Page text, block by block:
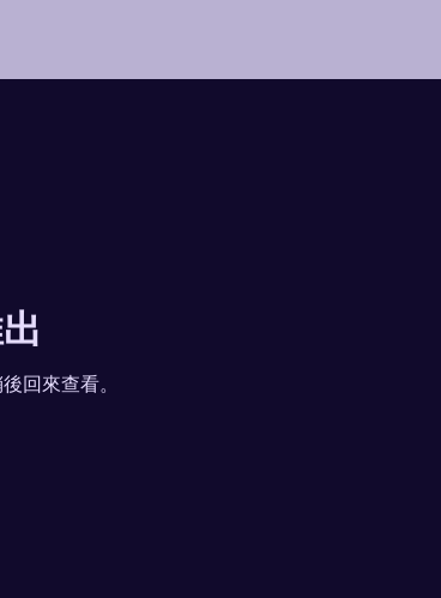
回來查看。